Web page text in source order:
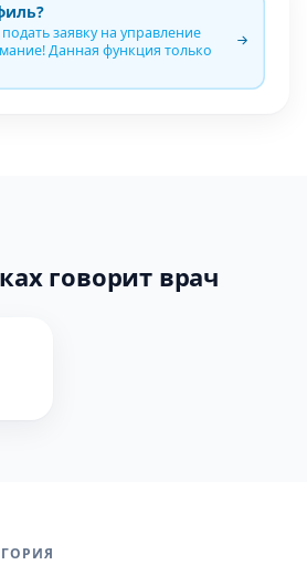
заявку на управление
Данная функция только
говорит врач